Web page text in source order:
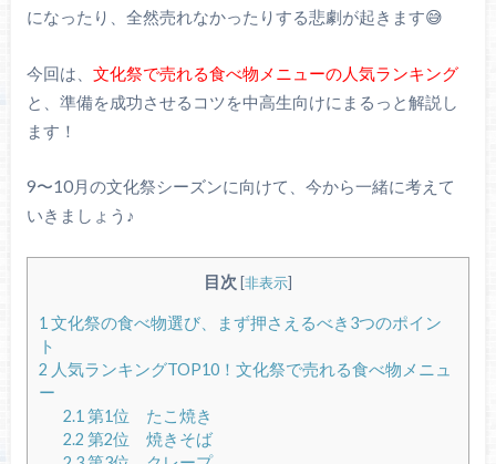
になったり、全然売れなかったりする悲劇が起きます😅
今回は、 文化祭で売れる食べ物メニューの人気ランキング
と、準備を成功させるコツを中高生向けにまるっと解説し
ます！
9〜10月の文化祭シーズンに向けて、今から一緒に考えて
いきましょう♪
目次 [非表示]
1 文化祭の食べ物選び、まず押さえるべき3つのポイン
ト
2 人気ランキングTOP10！文化祭で売れる食べ物メニュ
ー
2.1 第1位 たこ焼き
2.2 第2位 焼きそば